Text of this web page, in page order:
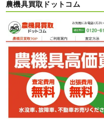
農機具買取ドットコム